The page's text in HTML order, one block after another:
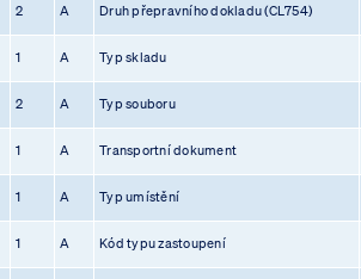
2 A Druh přepravního dokladu (CL754)
1 A Typ skladu
2 A Typ souboru
1 A Transportní dokument
1 A Typ umístění
1 A Kód typu zastoupení